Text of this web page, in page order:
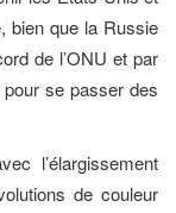
bien que la Russie
de l’ONU et par
se passer des
l’élargissement
de couleur